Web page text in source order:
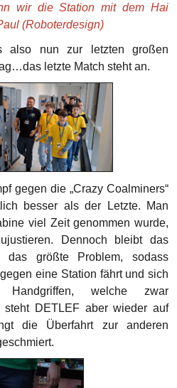
wir die Station mit dem Hai
(Roboterdesign)
also nun zur letzten großen
letzte Match steht an.
gegen die „Crazy Coalminers“
besser als der Letzte. Man
viel Zeit genommen wurde,
Dennoch bleibt das
das größte Problem, sodass
eine Station fährt und sich
welche zwar
steht DETLEF aber wieder auf
die Überfahrt zur anderen